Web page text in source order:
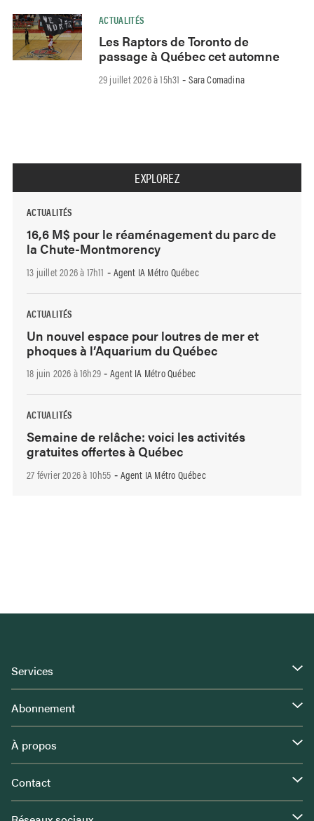
ACTUALITÉS
Les Raptors de Toronto de
passage à Québec cet automne
29 juillet 2026 à 15h31 -Sara Comadina
EXPLOREZ
ACTUALITÉS
16,6 M$ pour le réaménagement du parc de
la Chute-Montmorency
13 juillet 2026 à 17h11 - Agent IA Métro Québec
ACTUALITÉS
Un nouvel espace pour loutres de mer et
phoques à l’Aquarium du Québec
18 juin 2026 à 16h29 - Agent IA Métro Québec
ACTUALITÉS
Semaine de relâche: voici les activités
gratuites offertes à Québec
27 février 2026 à 10h55 - Agent IA Métro Québec
Services
Abonnement
À propos
Contact